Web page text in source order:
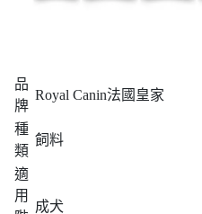
品
牌
Royal Canin法國皇家
種
類
飼料
適
用
成犬